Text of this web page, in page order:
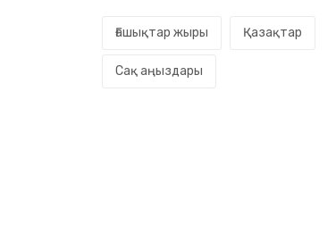
Ғашықтар жыры Қазақтар
Сақ аңыздары